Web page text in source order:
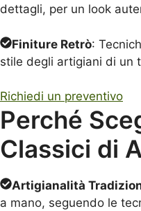
dettagli, per un look
Finiture Retrò:
stile degli artigiani di un
Richiedi un preventivo
Perché
Classici di
Artigianalità
a mano, seguendo le